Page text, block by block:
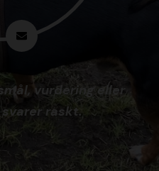
vurdering eller
raskt.